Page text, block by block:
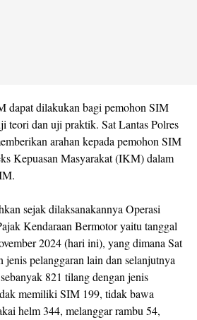
dapat dilakukan bagi pemohon SIM
teori dan uji praktik. Sat Lantas Polres
arahan kepada pemohon SIM
Kepuasan Masyarakat (IKM) dalam
sejak dilaksanakannya Operasi
Kendaraan Bermotor yaitu tanggal
2024 (hari ini), yang dimana Sat
jenis pelanggaran lain dan selanjutnya
821 tilang dengan jenis
memiliki SIM 199, tidak bawa
helm 344, melanggar rambu 54,